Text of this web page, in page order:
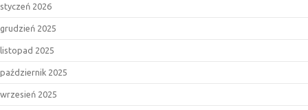
styczeń 2026
grudzień 2025
listopad 2025
październik 2025
wrzesień 2025